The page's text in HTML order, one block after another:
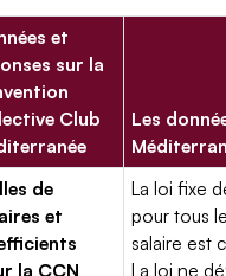
et
sur la
Club
Les
de
et
la CCN
La loi fixe
pour tous
salaire est
La loi ne